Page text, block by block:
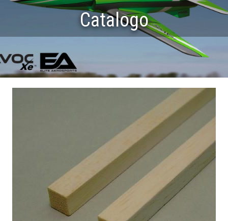
Catalogo